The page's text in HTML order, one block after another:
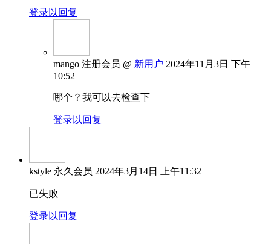
登录以回复
mango 注册会员 @ 新用户 2024年11月3日 下午
10:52
哪个？我可以去检查下
登录以回复
kstyle 永久会员 2024年3月14日 上午11:32
已失败
登录以回复